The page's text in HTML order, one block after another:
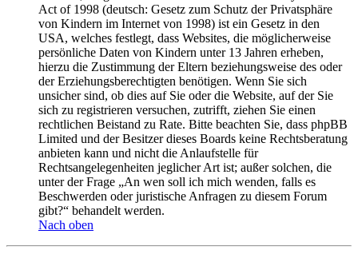
Act of 1998 (deutsch: Gesetz zum Schutz der Privatsphäre
von Kindern im Internet von 1998) ist ein Gesetz in den
USA, welches festlegt, dass Websites, die möglicherweise
persönliche Daten von Kindern unter 13 Jahren erheben,
hierzu die Zustimmung der Eltern beziehungsweise des oder
der Erziehungsberechtigten benötigen. Wenn Sie sich
unsicher sind, ob dies auf Sie oder die Website, auf der Sie
sich zu registrieren versuchen, zutrifft, ziehen Sie einen
rechtlichen Beistand zu Rate. Bitte beachten Sie, dass phpBB
Limited und der Besitzer dieses Boards keine Rechtsberatung
anbieten kann und nicht die Anlaufstelle für
Rechtsangelegenheiten jeglicher Art ist; außer solchen, die
unter der Frage „An wen soll ich mich wenden, falls es
Beschwerden oder juristische Anfragen zu diesem Forum
gibt?“ behandelt werden.
Nach oben